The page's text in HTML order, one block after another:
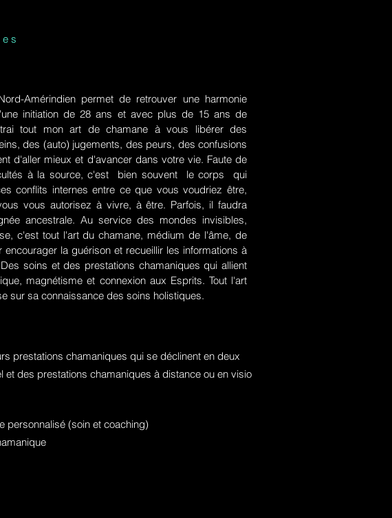
Amérindien permet de retrouver une harmonie
initiation de 28 ans et avec plus de 15 ans de
tout mon art de chamane à vous libérer des
des (auto) jugements, des peurs, des confusions
d'aller mieux et d'avancer dans votre vie. Faute de
à la source, c'est bien souvent le corps qui
conflits internes entre ce que vous voudriez être,
vous autorisez à vivre, à être. Parfois, il faudra
ancestrale. Au service des mondes invisibles,
c'est tout l'art du chamane, médium de l'âme, de
la guérison et recueillir les informations à
soins et des prestations chamaniques qui allient
magnétisme et connexion aux Esprits. Tout l'art
sur sa connaissance des soins holistiques.
prestations chamaniques qui se déclinent en deux
des prestations chamaniques à distance ou en visio
personnalisé (soin et coaching)